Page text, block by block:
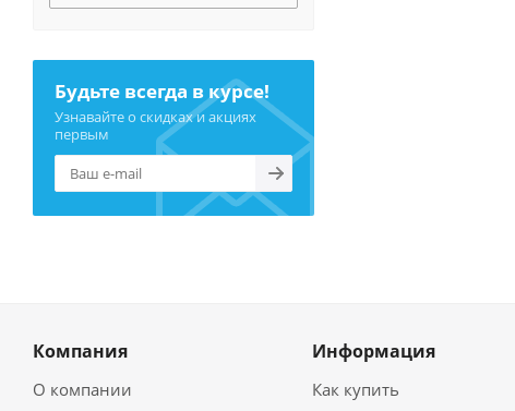
Будьте всегда в курсе!
Узнавайте о скидках и акциях
первым
Компания
О компании
Информация
Как купить